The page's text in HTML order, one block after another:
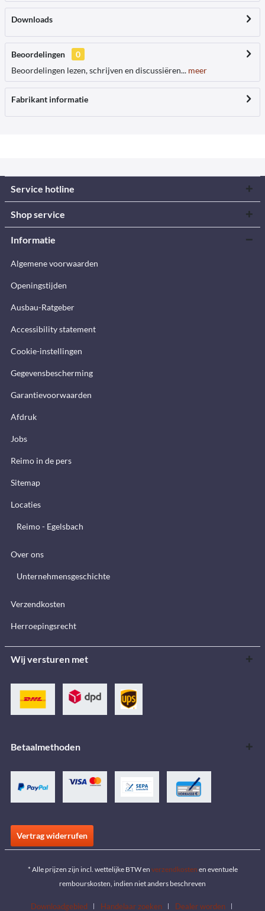
Downloads
Beoordelingen
0
Beoordelingen lezen, schrijven en discussiëren... meer
Fabrikant informatie
Service hotline
Shop service
Informatie
Algemene voorwaarden
Openingstijden
Ausbau-Ratgeber
Accessibility statement
Cookie-instellingen
Gegevensbescherming
Garantievoorwaarden
Afdruk
Jobs
Reimo in de pers
Sitemap
Locaties
Reimo - Egelsbach
Over ons
Unternehmensgeschichte
Verzendkosten
Herroepingsrecht
Wij versturen met
Betaalmethoden
Vertrag widerrufen
* Alle prijzen zijn incl. wettelijke BTW en verzendkosten en eventuele
rembourskosten, indien niet anders beschreven
Downloadgebied Handelaar zoeken Dealer worden